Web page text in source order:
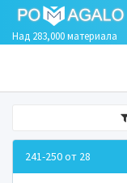
Над 283,000 материала
241-250 от 28